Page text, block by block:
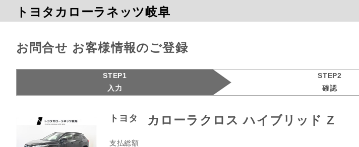
トヨタカローラネッツ岐阜
お問合せ お客様情報のご登録
STEP1
入力
STEP2
確認
トヨタ カローラクロス ハイブリッド Z
支払総額